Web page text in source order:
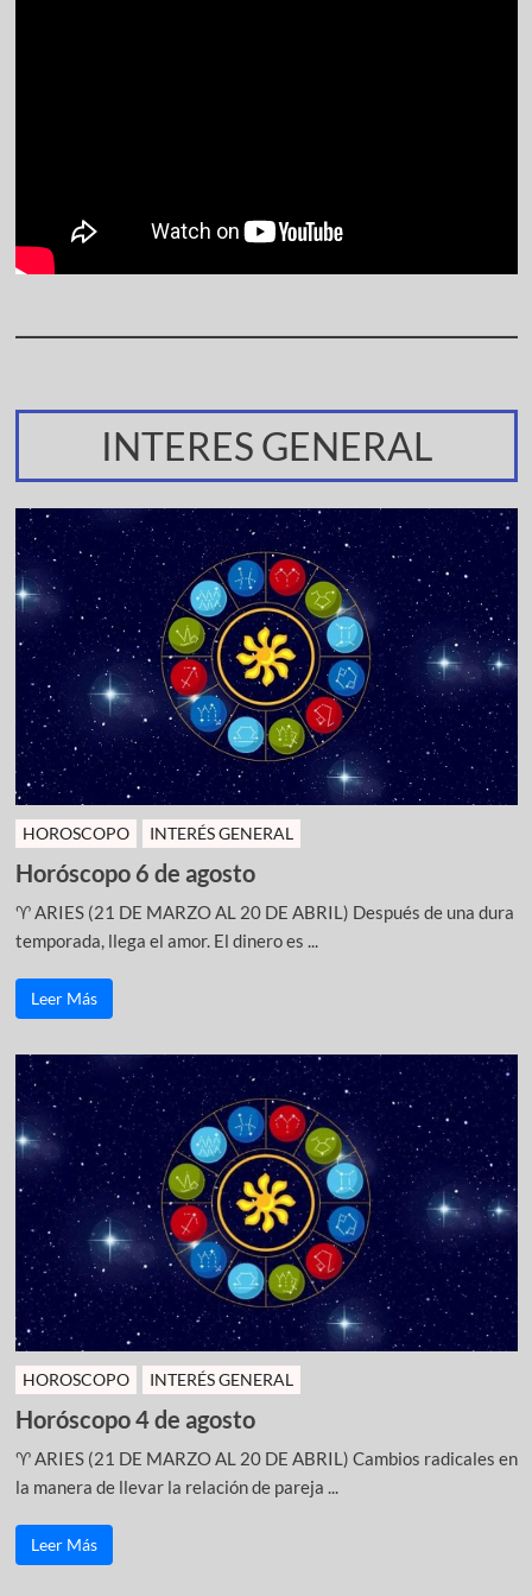
INTERES GENERAL
HOROSCOPO INTERÉS GENERAL
Horóscopo 6 de agosto
♈ ARIES (21 DE MARZO AL 20 DE ABRIL) Después de una dura
temporada, llega el amor. El dinero es ...
Leer Más
HOROSCOPO INTERÉS GENERAL
Horóscopo 4 de agosto
♈ ARIES (21 DE MARZO AL 20 DE ABRIL) Cambios radicales en
la manera de llevar la relación de pareja ...
Leer Más